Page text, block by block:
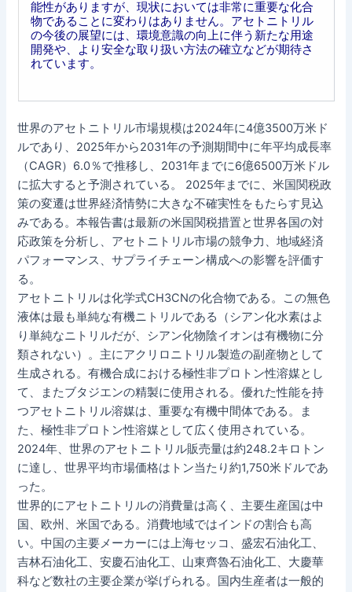
能性がありますが、現状においては非常に重要な化合
物であることに変わりはありません。アセトニトリル
の今後の展望には、環境意識の向上に伴う新たな用途
開発や、より安全な取り扱い方法の確立などが期待さ
れています。
世界のアセトニトリル市場規模は2024年に4億3500万米ド
ルであり、2025年から2031年の予測期間中に年平均成長率
（CAGR）6.0％で推移し、2031年までに6億6500万米ドル
に拡大すると予測されている。 2025年までに、米国関税政
策の変遷は世界経済情勢に大きな不確実性をもたらす見込
みである。本報告書は最新の米国関税措置と世界各国の対
応政策を分析し、アセトニトリル市場の競争力、地域経済
パフォーマンス、サプライチェーン構成への影響を評価す
る。
アセトニトリルは化学式CH3CNの化合物である。この無色
液体は最も単純な有機ニトリルである（シアン化水素はよ
り単純なニトリルだが、シアン化物陰イオンは有機物に分
類されない）。主にアクリロニトリル製造の副産物として
生成される。有機合成における極性非プロトン性溶媒とし
て、またブタジエンの精製に使用される。優れた性能を持
つアセトニトリル溶媒は、重要な有機中間体である。ま
た、極性非プロトン性溶媒として広く使用されている。
2024年、世界のアセトニトリル販売量は約248.2キロトン
に達し、世界平均市場価格はトン当たり約1,750米ドルであ
った。
世界的にアセトニトリルの消費量は高く、主要生産国は中
国、欧州、米国である。消費地域ではインドの割合も高
い。中国の主要メーカーには上海セッコ、盛宏石油化工、
吉林石油化工、安慶石油化工、山東齊魯石油化工、大慶華
科など数社の主要企業が挙げられる。国内生産者は一般的